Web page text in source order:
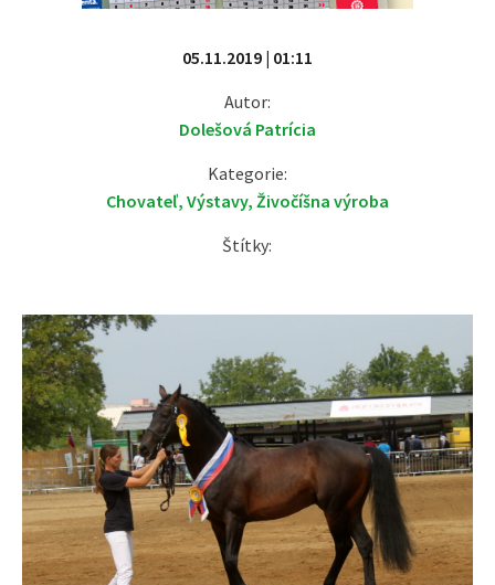
05.11.2019 | 01:11
Autor:
Dolešová Patrícia
Kategorie:
Chovateľ, Výstavy, Živočíšna výroba
Štítky: